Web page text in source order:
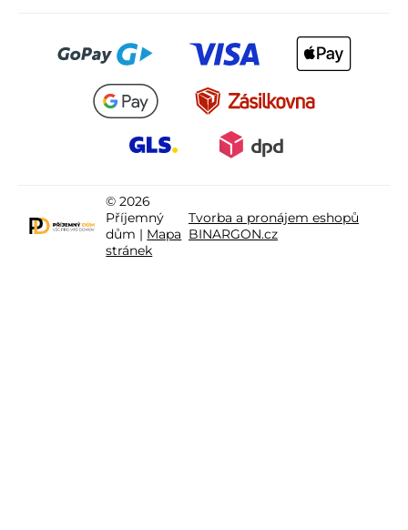
© 2026
Příjemný
dům | Mapa
stránek
Tvorba a pronájem eshopů
BINARGON.cz